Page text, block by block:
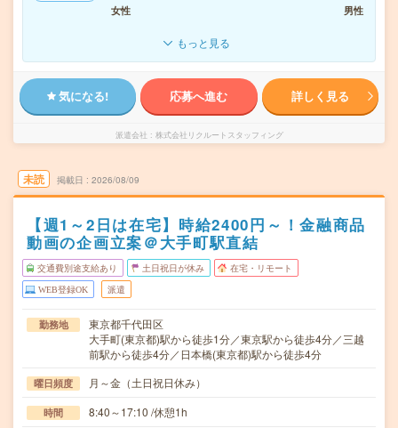
女性
男性
もっと見る
気になる! 応募へ進む 詳しく見る
派遣会社 株式会社リクルートスタッフィング
未読 掲載日 2026/08/09
【週1～2日は在宅】時給2400円～！金融商品
動画の企画立案＠大手町駅直結
交通費別途支給あり 土日祝日が休み 在宅・リモート
WEB登録OK 派遣
勤務地
東京都千代田区
大手町(東京都)駅から徒歩1分／東京駅から徒歩4分／三越
前駅から徒歩4分／日本橋(東京都)駅から徒歩4分
曜日頻度 月～金（土日祝日休み）
時間 8:40～17:10 /休憩1h